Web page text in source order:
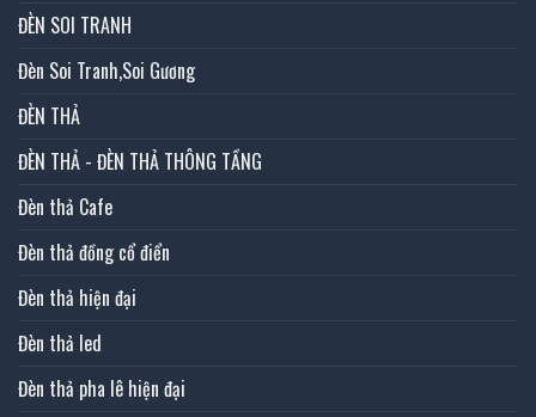
ĐÈN SOI TRANH
Đèn Soi Tranh,Soi Gương
ĐÈN THẢ
ĐÈN THẢ - ĐÈN THẢ THÔNG TẦNG
Đèn thả Cafe
Đèn thả đồng cổ điển
Đèn thả hiện đại
Đèn thả led
Đèn thả pha lê hiện đại